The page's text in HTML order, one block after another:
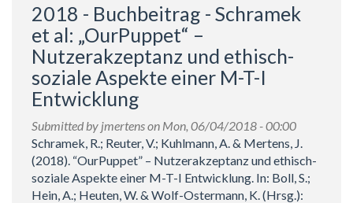
Buchbeitrag
-
Dimitrov
et
al:
„OurPuppet“
–
Entwicklung
einer
Mensch-
Technik-
2018 - Buchbeitrag - Schramek
et al: „OurPuppet“ –
Nutzerakzeptanz und ethisch-
soziale Aspekte einer M-T-I
Entwicklung
Submitted by jmertenson Mon, 06/04/2018 - 00:00
Schramek, R.; Reuter, V.; Kuhlmann, A. & Mertens, J.
(2018). “OurPuppet” – Nutzerakzeptanz und ethisch-
soziale Aspekte einer M-T-I Entwicklung. In: Boll, S.;
Hein, A.; Heuten, W. & Wolf-Ostermann, K. (Hrsg.):